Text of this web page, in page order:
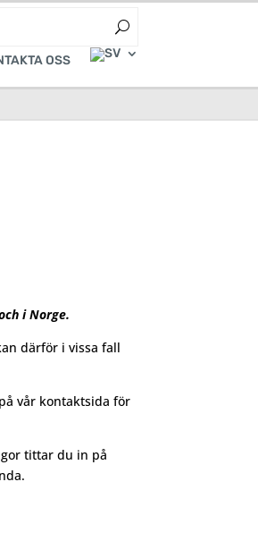
OSS
i Norge.
därför i vissa fall
vår kontaktsida för
tittar du in på